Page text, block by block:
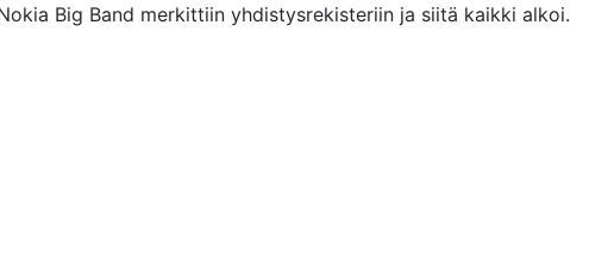
Big Band merkittiin yhdistysrekisteriin ja siitä kaikki alkoi.